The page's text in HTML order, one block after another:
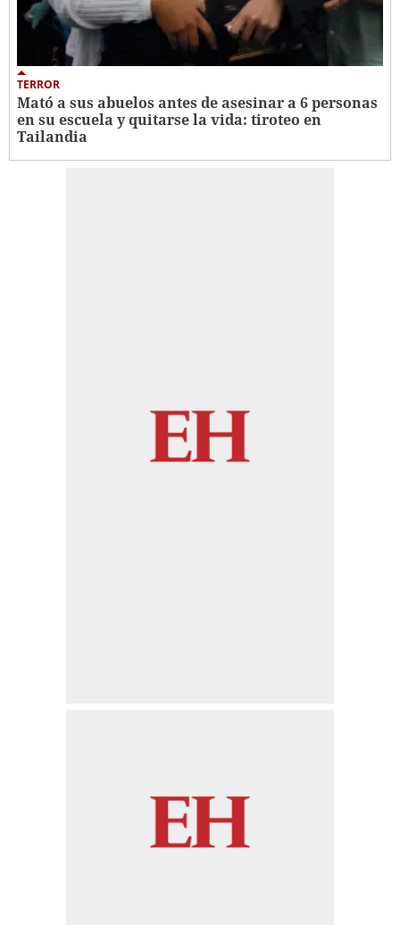
TERROR
Mató a sus abuelos antes de asesinar a 6 personas
en su escuela y quitarse la vida: tiroteo en
Tailandia